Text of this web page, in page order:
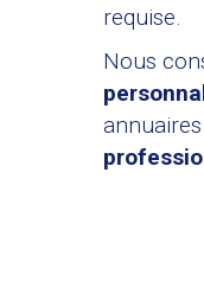
requise.
Nous